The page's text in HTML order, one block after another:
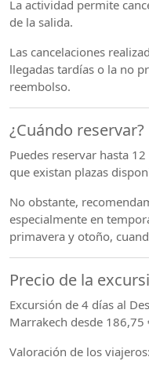
La actividad permite
de la salida.
Las cancelaciones
llegadas tardías o la no
reembolso.
¿Cuándo reservar?
Puedes reservar hasta
que existan plazas
No obstante,
especialmente en
primavera y otoño,
Precio de la
Excursión de 4 días al
Marrakech desde 186,75
Valoración de los